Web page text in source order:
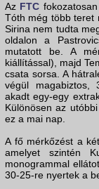
Az FTC
Tóth még több teret
Sirina nem tudta
oldalon a
mutatott be. A
kiállítással), majd
csata sorsa. A
végül magabiztos,
akadt egy-egy
Különösen az
ez a mai nap.
A fő mérkőzést a
amelyet szintén
monogrammal
30-25-re nyertek a